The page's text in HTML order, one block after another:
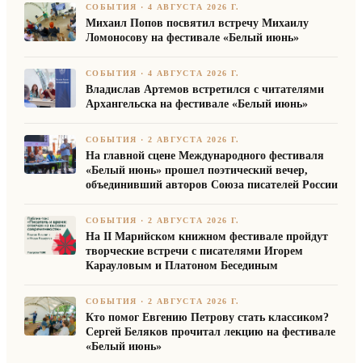
СОБЫТИЯ ·4 АВГУСТА 2026 Г.
Михаил Попов посвятил встречу Михаилу
Ломоносову на фестивале «Белый июнь»
СОБЫТИЯ ·4 АВГУСТА 2026 Г.
Владислав Артемов встретился с читателями
Архангельска на фестивале «Белый июнь»
СОБЫТИЯ ·2 АВГУСТА 2026 Г.
На главной сцене Международного фестиваля
«Белый июнь» прошел поэтический вечер,
объединивший авторов Союза писателей России
СОБЫТИЯ ·2 АВГУСТА 2026 Г.
На II Марийском книжном фестивале пройдут
творческие встречи с писателями Игорем
Карауловым и Платоном Бесединым
СОБЫТИЯ ·2 АВГУСТА 2026 Г.
Кто помог Евгению Петрову стать классиком?
Сергей Беляков прочитал лекцию на фестивале
«Белый июнь»